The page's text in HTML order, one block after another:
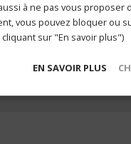
100g
à ne pas vous proposer
vous pouvez bloquer ou
sur "En savoir plus")
EN SAVOIR PLUS